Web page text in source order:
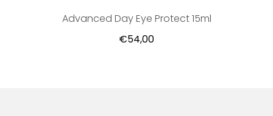
Advanced Day Eye Protect 15ml
€54,00